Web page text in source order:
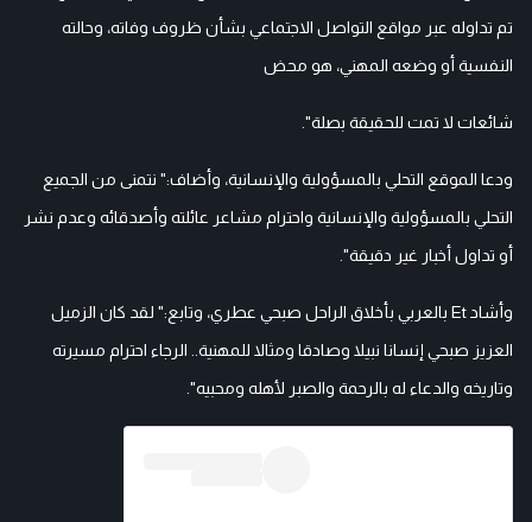
تم تداوله عبر مواقع التواصل الاجتماعي بشأن ظروف وفاته، وحالته
النفسية أو وضعه المهني، هو محض
شائعات لا تمت للحقيقة بصلة".
ودعا الموقع التحلي بالمسؤولية والإنسانية، وأضاف:" نتمنى من الجميع
التحلي بالمسؤولية والإنسانية واحترام مشاعر عائلته وأصدقائه وعدم نشر
أو تداول أخبار غير دقيقة".
وأشاد Et بالعربي بأخلاق الراحل صبحي عطري، وتابع:" لقد كان الزميل
العزيز صبحي إنسانا نبيلا وصادقا ومثالا للمهنية.. الرجاء احترام مسيرته
وتاريخه والدعاء له بالرحمة والصبر لأهله ومحبيه".